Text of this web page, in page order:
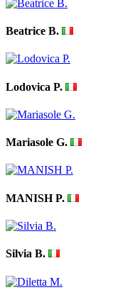
Beatrice B.
Lodovica P.
Mariasole G.
MANISH P.
Silvia B.